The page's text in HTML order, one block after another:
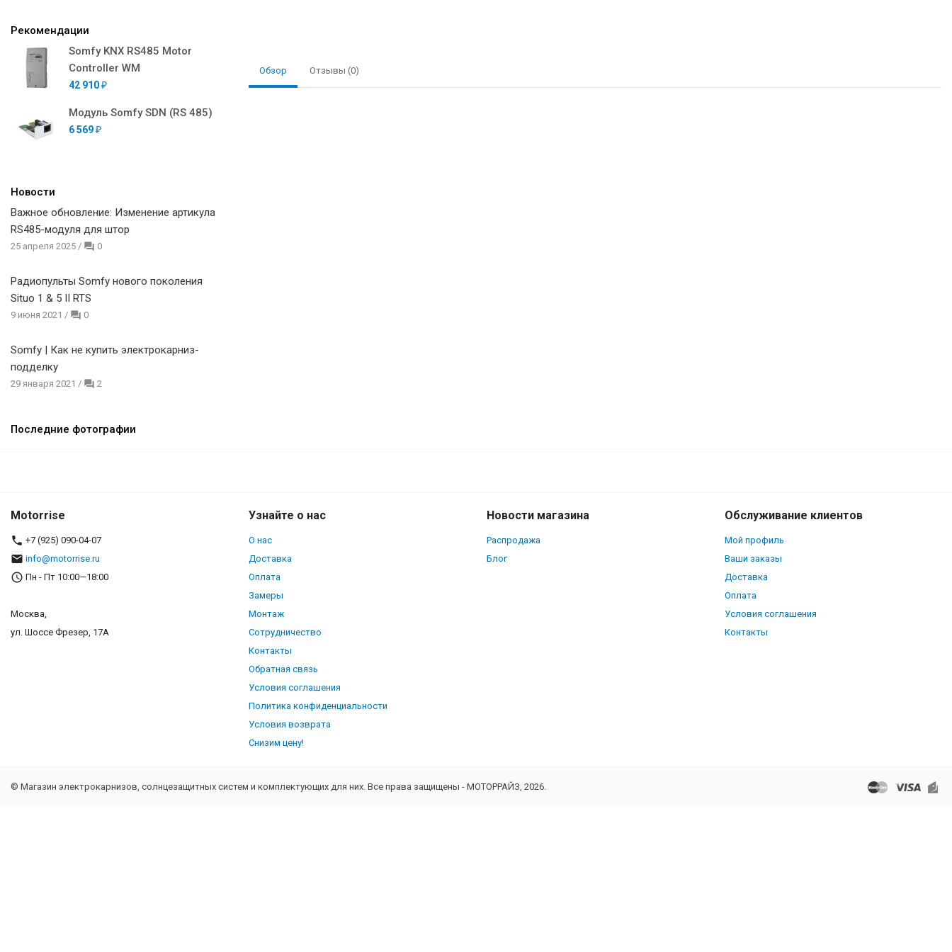
Рекомендации
Somfy KNX RS485 Motor
Controller WM
42 910 ₽
Модуль Somfy SDN (RS 485)
6 569 ₽
Новости
Важное обновление: Изменение артикула
RS485-модуля для штор
25 апреля 2025 / 0
Радиопульты Somfy нового поколения
Situo 1 & 5 II RTS
9 июня 2021 / 0
Somfy | Как не купить электрокарниз-
подделку
29 января 2021 / 2
Последние фотографии
Обзор Отзывы (0)
Motorrise
+7 (925) 090-04-07
info@motorrise.ru
Пн - Пт 10:00—18:00
Москва,
ул. Шоссе Фрезер, 17А
Узнайте о нас
О нас
Доставка
Оплата
Замеры
Монтаж
Сотрудничество
Контакты
Обратная связь
Условия соглашения
Политика конфиденциальности
Условия возврата
Снизим цену!
Новости магазина
Распродажа
Блог
Обслуживание клиентов
Мой профиль
Ваши заказы
Доставка
Оплата
Условия соглашения
Контакты
© Магазин электрокарнизов, солнцезащитных систем и комплектующих для них. Все права защищены - МОТОРРАЙЗ, 2026.